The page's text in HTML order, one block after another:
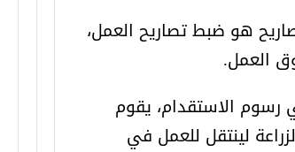
هو ضبط تصاريح العمل،
العمل.
رسوم الاستقدام، يقوم
لينتقل للعمل في